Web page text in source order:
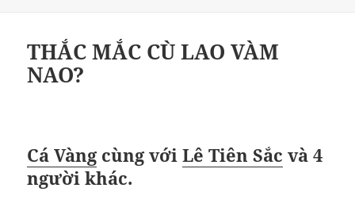
THẮC MẮC CÙ LAO VÀM
NAO?
Cá Vàngcùng vớiLê Tiên Sắc và4
người khác.